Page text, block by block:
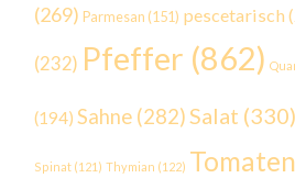
(269) Parmesan (151) pescetarisch
(232) Pfeffer (862)
(194) Sahne (282) Salat (330)
Spinat (121) Thymian (122) Tomaten